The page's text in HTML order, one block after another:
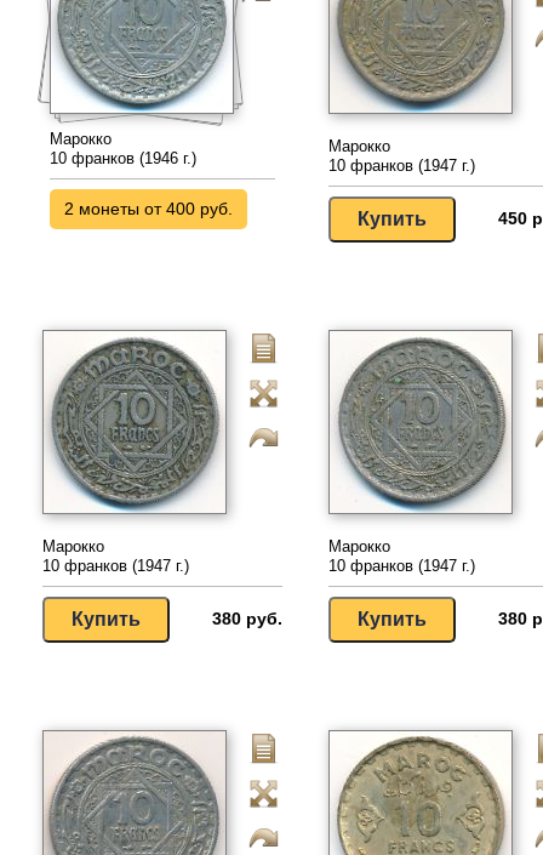
Марокко
10 франков (1946 г.)
2 монеты от 400 руб.
Марокко
10 франков (1947 г.)
450
Марокко
10 франков (1947 г.)
380 руб.
Марокко
10 франков (1947 г.)
380